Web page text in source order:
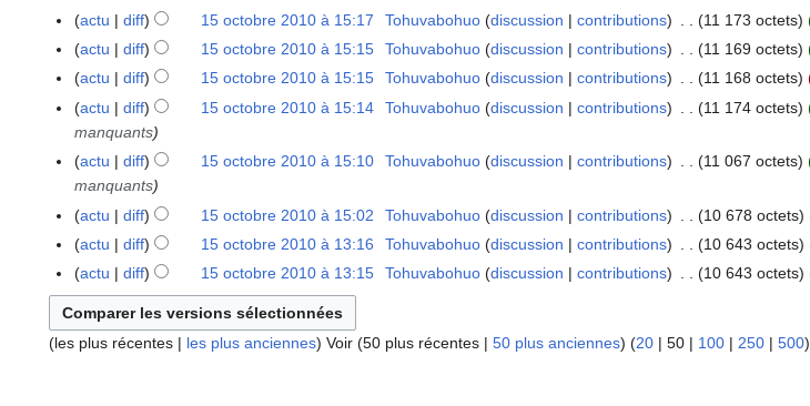
actu
diff 15 octobre 2010 à 15:17 Tohuvabohuo discussion contributions 11 173 octets
actu
diff 15 octobre 2010 à 15:15 Tohuvabohuo discussion contributions 11 169 octets
actu
diff 15 octobre 2010 à 15:15 Tohuvabohuo discussion contributions 11 168 octets
actu
diff 15 octobre 2010 à 15:14 Tohuvabohuo discussion contributions 11 174 octets
manquants
actu
diff 15 octobre 2010 à 15:10 Tohuvabohuo discussion contributions 11 067 octets
manquants
actu
diff 15 octobre 2010 à 15:02 Tohuvabohuo discussion contributions 10 678 octets
actu
diff 15 octobre 2010 à 13:16 Tohuvabohuo discussion contributions 10 643 octets
A
u
c
u
actu diff 15 octobre 2010 à 13:15 Tohuvabohuo discussion contributions 10 643 octets
(les plus récentes | les plus anciennes) Voir (50 plus récentes | 50 plus anciennes) (20 | 50 | 100 | 250 | 500)